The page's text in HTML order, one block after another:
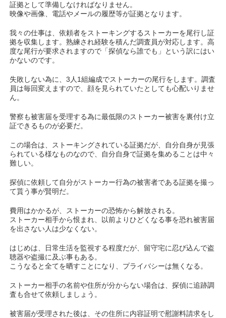
証拠として準備しなければなりません。
映像や画像、電話やメールの履歴等が証拠となります。
我々の仕事は、依頼者をストーキングするストーカーを尾行し証
拠を収集します。熟練され経験を積んだ調査員が対応します。高
度な尾行が要求されますので「探偵なら誰でも」という訳にはい
かないのです。
失敗しない為に、3人1組編成でストーカーの尾行をします。調査
員は毎回変えますので、顔を見られていたとしても心配いりませ
ん。
警察も被害届を受理する為に最低限のストーカー被害を裏付け立
証できるものが必要だ。
この場合は、ストーキングされている証拠だが、自分自身が見張
られている様なものなので、自分自身で証拠を集めることは中々
難しい。
探偵に依頼して自分がストーカー行為の被害者である証拠を撮っ
て貰う事が賢明だ。
費用はかかるが、ストーカーの恐怖から解放される。
ストーカー相手から恨まれ、以前よりひどくなる事を恐れ被害届
を出さない人は少なくない。
はじめは、日常生活を監視する程度だが、留守宅に忍び込んで盗
聴器や盗撮に及ぶ事もある。
こうなると全てを晒すことになり、プライバシーは無くなる。
ストーカー相手の名前や住所が分からない場合は、探偵に追跡調
査も合せて依頼しましょう。
被害届が受理された後は、その住所に内容証明で慰謝料請求をし